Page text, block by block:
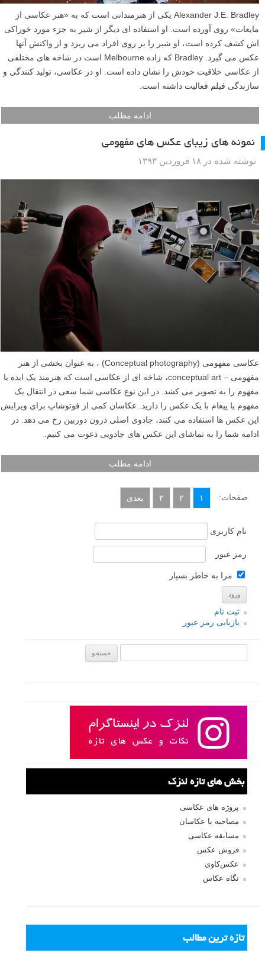
Alexander J.E. Bradley یکی از هنرمندانی است که به «هنر عکاسی از
مایعات» روی آورده است. او استفاده ای دیگر از شیر به جزء مورد خوراکی
اش کشف کرده است، او شیر را بر روی افراد می ریزد و از واکنش آنها
عکس می گیرد. Bradley که زاده Melbourne است در شاخه های مختلفی
از عکاسی خلاقیت خودش را نشان داده است. او در عکاسی، تولید کنندگی و
سازندگی فیلم فعالیت داشته است.
ادامه مطلب
نمونه های زیبای عکس های مفهومی
نوشته شده در ۱۸ فروردین ۱۳۹۳
عکاسی مفهومی (Conceptual photography) ، به عنوان بخشی از هنر
مفهومی – conceptual art، شاخه ای از عکاسی است که هنرمند یک ایده یا
مفهوم را به تصویر می کشد. در این نوع عکاسی شما سعی در انتقال یک
مفهوم یا پیغام با یک عکس را دارید. عکاسان کمی از فوتوشاپ برای ویرایش
این عکس ها استفاده می کنند، جادوی اصلی درون دوربین رخ می دهد. در
ادامه شما را به تماشای این عکس های جادویی دعوت می کنیم.
ادامه مطلب
صفحات: ۱ ۲ ۳ بعدی
نام کاربری
رمز عبور
مرا به خاطر بسپار
ثبت نام
بازیابی رمز عبور
بخش های تازه لنزک
پروژه های عکاسی
مصاحبه با عکاسان
مسابقه عکاسی
فروش عکس
عکس‌کاوی
نگاه عکاس
تازه ترین مطالب